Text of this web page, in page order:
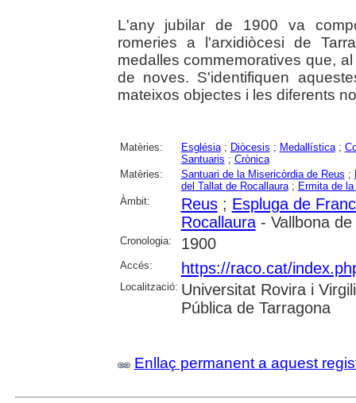
L'any jubilar de 1900 va
romeries a l'arxidiòcesi de
medalles commemoratives que,
de noves. S'identifiquen
mateixos objectes i les diferents
Matèries: Església; Diòcesis ; Medallística;
Santuaris ; Crònica
Matèries:
Santuari de la Misericòrdia de Reus ;
del Tallat de Rocallaura; Ermita de
Àmbit:
Reus; Espluga de
Rocallaura- Vallbona de
Cronologia: 1900
Accés: https://raco.cat/
Localització: Universitat Rovira i
Pública de Tarragona
Enllaç permanent a aquest